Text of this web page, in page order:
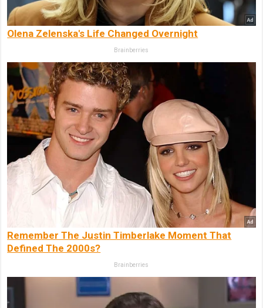
Olena Zelenska's Life Changed Overnight
Brainberries
Remember The Justin Timberlake Moment That
Defined The 2000s?
Brainberries